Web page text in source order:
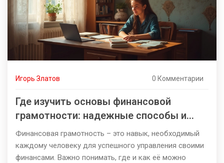
Игорь Златов 0 Комментарии
Где изучить основы финансовой
грамотности: надежные способы и
советы
Финансовая грамотность – это навык, необходимый
каждому человеку для успешного управления своими
финансами. Важно понимать, где и как её можно